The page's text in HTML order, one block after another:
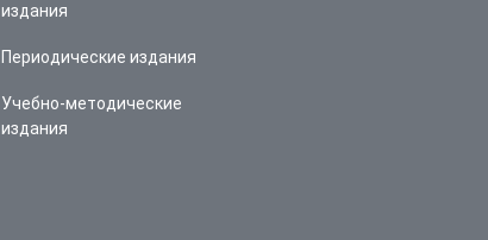
издания
Периодические издания
Учебно-методические
издания